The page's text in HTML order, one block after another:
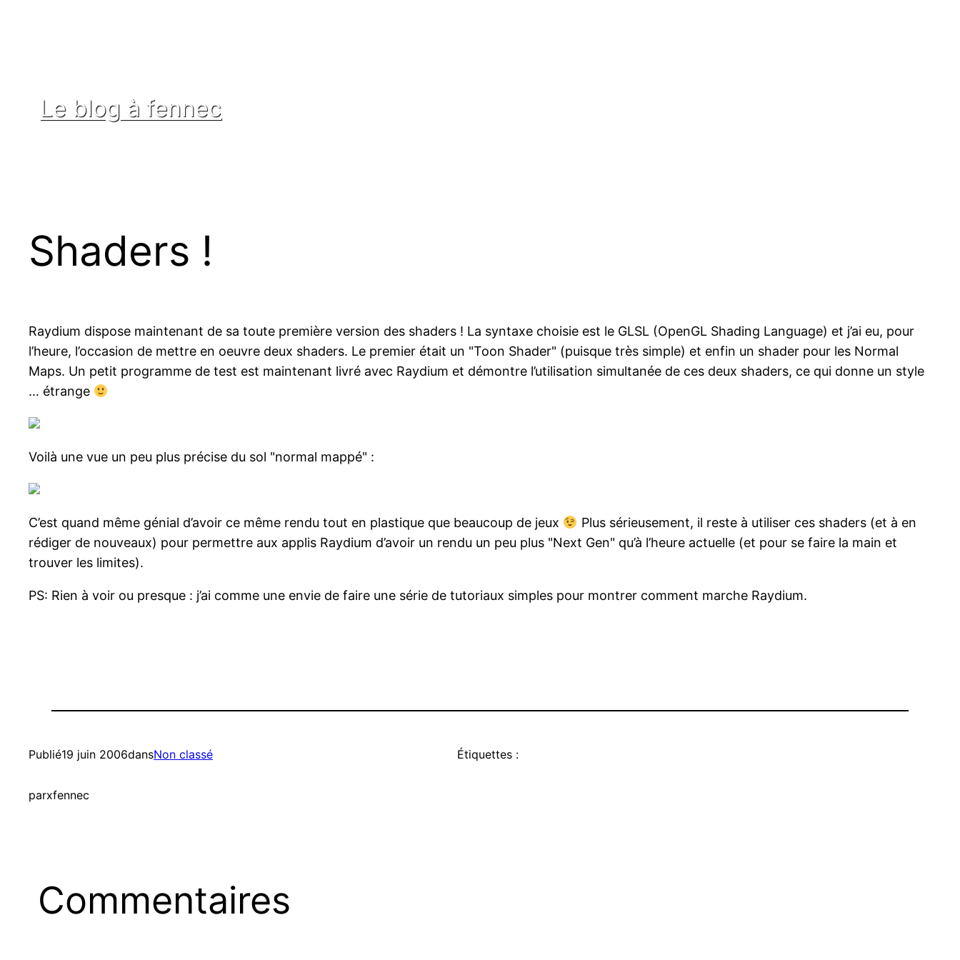
Le blog à fennec
Shaders !
Raydium dispose maintenant de sa toute première version des shaders ! La syntaxe choisie est le GLSL (OpenGL Shading Language) et j’ai eu, pour
l’heure, l’occasion de mettre en oeuvre deux shaders. Le premier était un "Toon Shader" (puisque très simple) et enfin un shader pour les Normal
Maps. Un petit programme de test est maintenant livré avec Raydium et démontre l’utilisation simultanée de ces deux shaders, ce qui donne un style
… étrange
Voilà une vue un peu plus précise du sol "normal mappé" :
C’est quand même génial d’avoir ce même rendu tout en plastique que beaucoup de jeux
Plus sérieusement, il reste à utiliser ces shaders (et à en
rédiger de nouveaux) pour permettre aux applis Raydium d’avoir un rendu un peu plus "Next Gen" qu’à l’heure actuelle (et pour se faire la main et
trouver les limites).
PS: Rien à voir ou presque : j’ai comme une envie de faire une série de tutoriaux simples pour montrer comment marche Raydium.
Publié19 juin 2006dansNon classé
parxfennec
Étiquettes :
Commentaires